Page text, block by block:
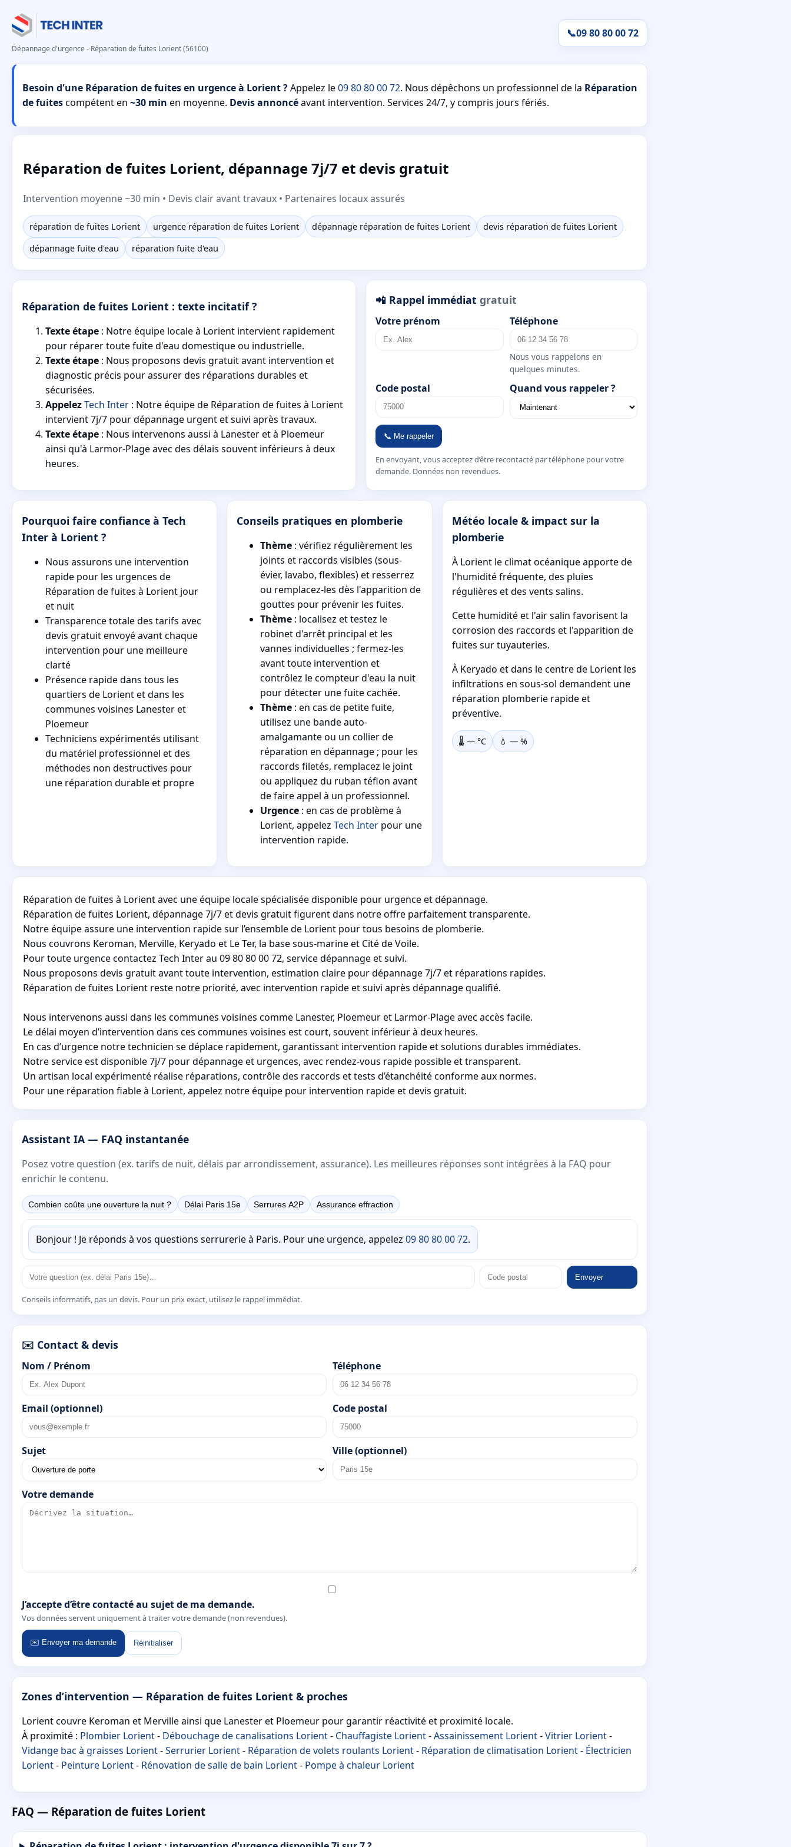
Dépannage d'urgence - Réparation de fuites Lorient (56100)
📞09 80 80 00 72
Besoin d'une Réparation de fuites en urgence à Lorient ?Appelez le09 80 80 00 72. Nous dépêchons un professionnel de la Réparation
de fuitescompétent en ~30 min en moyenne. Devis annoncéavant intervention. Services 24/7, y compris jours fériés.
Réparation de fuites Lorient, dépannage 7j/7 et devis gratuit
Intervention moyenne ~30 min • Devis clair avant travaux • Partenaires locaux assurés
réparation de fuites Lorient urgence réparation de fuites Lorient dépannage réparation de fuites Lorient
devis réparation de fuites Lorient
dépannage fuite d'eau
réparation fuite d'eau
Réparation de fuites Lorient : texte incitatif ?
Texte étape : Notre équipe locale à Lorient intervient rapidement
pour réparer toute fuite d'eau domestique ou industrielle.
Texte étape : Nous proposons devis gratuit avant intervention et
diagnostic précis pour assurer des réparations durables et
sécurisées.
AppelezTech Inter : Notre équipe de Réparation de fuites à Lorient
intervient 7j/7 pour dépannage urgent et suivi après travaux.
Texte étape : Nous intervenons aussi à Lanester et à Ploemeur
ainsi qu'à Larmor-Plage avec des délais souvent inférieurs à deux
heures.
📲 Rappel immédiatgratuit
Votre prénom Téléphone
Nous vous rappelons en
quelques minutes.
Code postal Quand vous rappeler ?
📞 Me rappeler
En envoyant, vous acceptez d’être recontacté par téléphone pour votre
demande. Données non revendues.
Pourquoi faire confiance à Tech
Inter à Lorient ?
Nous assurons une intervention
rapide pour les urgences de
Réparation de fuites à Lorient jour
et nuit
Transparence totale des tarifs avec
devis gratuit envoyé avant chaque
intervention pour une meilleure
clarté
Présence rapide dans tous les
quartiers de Lorient et dans les
communes voisines Lanester et
Ploemeur
Techniciens expérimentés utilisant
du matériel professionnel et des
méthodes non destructives pour
une réparation durable et propre
Conseils pratiques en plomberie
Thème : vérifiez régulièrement les
joints et raccords visibles (sous-
évier, lavabo, flexibles) et resserrez
ou remplacez-les dès l'apparition de
gouttes pour prévenir les fuites.
Thème : localisez et testez le
robinet d'arrêt principal et les
vannes individuelles ; fermez-les
avant toute intervention et
contrôlez le compteur d'eau la nuit
pour détecter une fuite cachée.
Thème : en cas de petite fuite,
utilisez une bande auto-
amalgamante ou un collier de
réparation en dépannage ; pour les
raccords filetés, remplacez le joint
ou appliquez du ruban téflon avant
de faire appel à un professionnel.
Urgence : en cas de problème à
Lorient, appelezTech Inter pour une
intervention rapide.
Météo locale & impact sur la
plomberie
À Lorient le climat océanique apporte de
l'humidité fréquente, des pluies
régulières et des vents salins.
Cette humidité et l'air salin favorisent la
corrosion des raccords et l'apparition de
fuites sur tuyauteries.
À Keryado et dans le centre de Lorient les
infiltrations en sous-sol demandent une
réparation plomberie rapide et
préventive.
🌡️ —°C 💧 —%
Réparation de fuites à Lorient avec une équipe locale spécialisée disponible pour urgence et dépannage.
Réparation de fuites Lorient, dépannage 7j/7 et devis gratuit figurent dans notre offre parfaitement transparente.
Notre équipe assure une intervention rapide sur l’ensemble de Lorient pour tous besoins de plomberie.
Nous couvrons Keroman, Merville, Keryado et Le Ter, la base sous-marine et Cité de Voile.
Pour toute urgence contactez Tech Inter au 09 80 80 00 72, service dépannage et suivi.
Nous proposons devis gratuit avant toute intervention, estimation claire pour dépannage 7j/7 et réparations rapides.
Réparation de fuites Lorient reste notre priorité, avec intervention rapide et suivi après dépannage qualifié.
Nous intervenons aussi dans les communes voisines comme Lanester, Ploemeur et Larmor-Plage avec accès facile.
Le délai moyen d’intervention dans ces communes voisines est court, souvent inférieur à deux heures.
En cas d’urgence notre technicien se déplace rapidement, garantissant intervention rapide et solutions durables immédiates.
Notre service est disponible 7j/7 pour dépannage et urgences, avec rendez-vous rapide possible et transparent.
Un artisan local expérimenté réalise réparations, contrôle des raccords et tests d’étanchéité conforme aux normes.
Pour une réparation fiable à Lorient, appelez notre équipe pour intervention rapide et devis gratuit.
Assistant IA — FAQ instantanée
Posez votre question (ex. tarifs de nuit, délais par arrondissement, assurance). Les meilleures réponses sont intégrées à la FAQ pour
enrichir le contenu.
Combien coûte une ouverture la nuit ? Délai Paris 15e Serrures A2P Assurance effraction
Bonjour ! Je réponds à vos questions serrurerie à Paris. Pour une urgence, appelez 09 80 80 00 72.
Envoyer
Conseils informatifs, pas un devis. Pour un prix exact, utilisez le rappel immédiat.
✉️ Contact & devis
Nom / Prénom Téléphone
Email (optionnel) Code postal
Sujet Ville (optionnel)
Votre demande
J’accepte d’être contacté au sujet de ma demande.
Vos données servent uniquement à traiter votre demande (non revendues).
✉️ Envoyer ma demande Réinitialiser
Zones d’intervention — Réparation de fuites Lorient & proches
Lorient couvre Keroman et Merville ainsi que Lanester et Ploemeur pour garantir réactivité et proximité locale.
À proximité : Plombier Lorient- Débouchage de canalisations Lorient- Chauffagiste Lorient-Assainissement Lorient-Vitrier Lorient-
Vidange bac à graisses Lorient-Serrurier Lorient- Réparation de volets roulants Lorient- Réparation de climatisation Lorient- Électricien
Lorient- Peinture Lorient- Rénovation de salle de bain Lorient- Pompe à chaleur Lorient
FAQ — Réparation de fuites Lorient